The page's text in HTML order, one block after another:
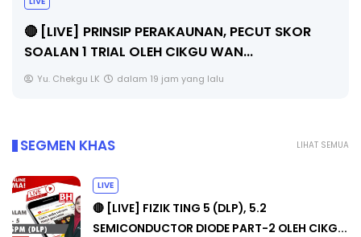
TRANSFORMASI DIGITAL GURU SIRI 7 :
PAHLAWAN DIGITAL PENYELAMAT DUNIA
Unknown 5 hari yang lalu
LIHAT SEMUA
SEGMEN KHAS
LIVE
🔴 [LIVE] FIZIK TING 5 (DLP), 5.2
SEMICONDUCTOR DIODE PART-2 OLEH CIKG...